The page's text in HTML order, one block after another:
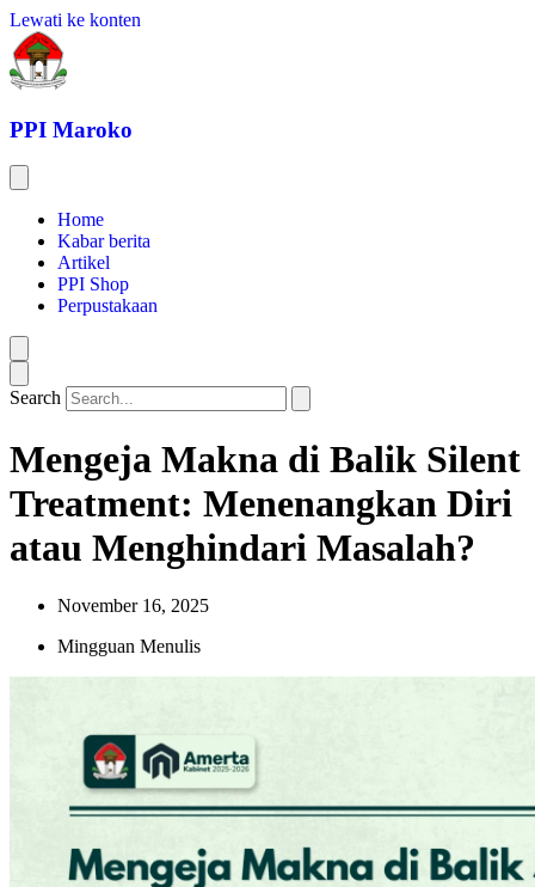
Lewati ke konten
PPI Maroko
Home
Kabar berita
Artikel
PPI Shop
Perpustakaan
Search
Mengeja Makna di Balik Silent
Treatment: Menenangkan Diri
atau Menghindari Masalah?
November 16, 2025
Mingguan Menulis